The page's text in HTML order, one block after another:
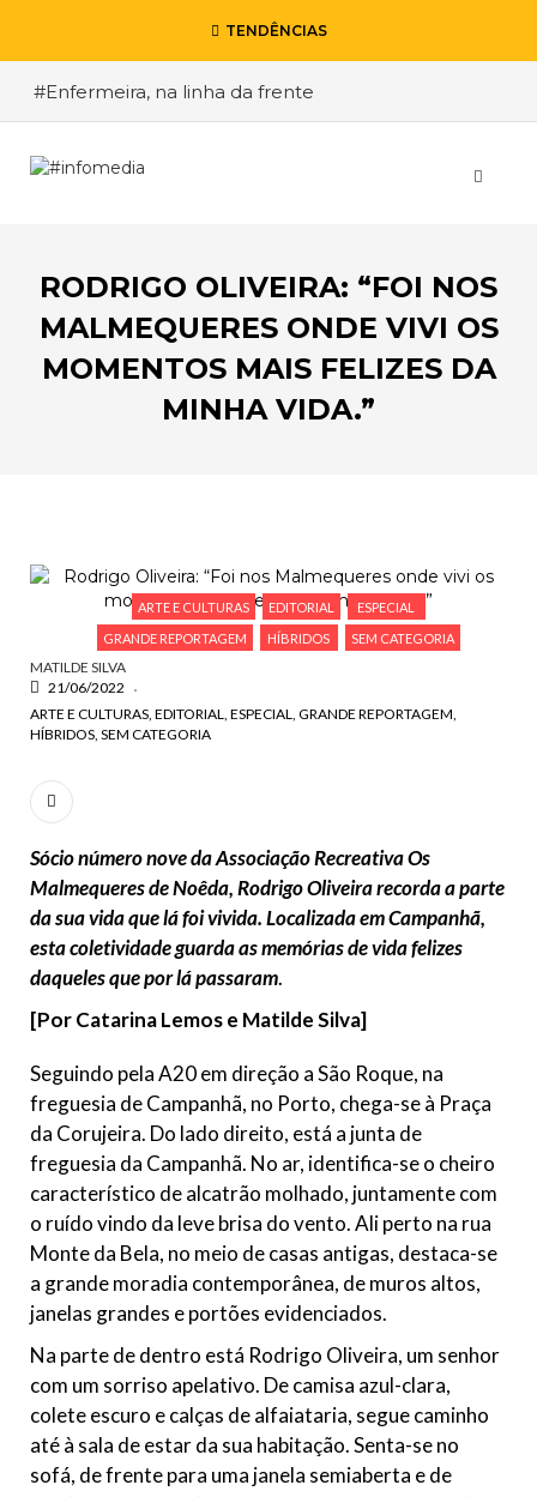
TENDÊNCIAS
#Enfermeira, na linha da frente
#Viver a Covid entre Itália e o Brasil
#O relato de um motorista de pesados, a história
de quem anda cá e lá
RODRIGO OLIVEIRA: “FOI NOS
MALMEQUERES ONDE VIVI OS
MOMENTOS MAIS FELIZES DA
MINHA VIDA.”
ESCREVA O QUE PROCURA E PRIMA ENTER
ARTE E CULTURAS EDITORIAL
ESPECIAL
GRANDE REPORTAGEM
HÍBRIDOS SEM CATEGORIA
MATILDE SILVA
21/06/2022
ARTE E CULTURAS EDITORIAL ESPECIAL GRANDE REPORTAGEM
HÍBRIDOS SEM CATEGORIA
Sócio número nove da Associação Recreativa Os
Malmequeres de Noêda, Rodrigo Oliveira recorda a parte
da sua vida que lá foi vivida. Localizada em Campanhã,
esta coletividade guarda as memórias de vida felizes
daqueles que por lá passaram.
[Por Catarina Lemos e Matilde Silva]
Seguindo pela A20 em direção a São Roque, na
freguesia de Campanhã, no Porto, chega-se à Praça
da Corujeira. Do lado direito, está a junta de
freguesia da Campanhã. No ar, identifica-se o cheiro
característico de alcatrão molhado, juntamente com
o ruído vindo da leve brisa do vento. Ali perto na rua
Monte da Bela, no meio de casas antigas, destaca-se
a grande moradia contemporânea, de muros altos,
janelas grandes e portões evidenciados.
Na parte de dentro está Rodrigo Oliveira, um senhor
com um sorriso apelativo. De camisa azul-clara,
colete escuro e calças de alfaiataria, segue caminho
até à sala de estar da sua habitação. Senta-se no
sofá, de frente para uma janela semiaberta e de